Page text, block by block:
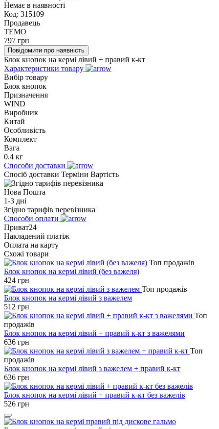
Немає в наявності
Код: 315109
Продавець
TEMO
797 грн
Повідомити про наявність
Блок кнопок на кермі лівий + правий к-кт
Характеристики товару
Вибір товару
Блок кнопок
Призначення
WIND
Виробник
Китай
Особливість
Комплект
Вага
0.4 кг
Способи доставки
Спосіб доставки Терміни Вартість
Нова Пошта
1-3 дні
Згідно тарифів перевізника
Способи оплати
Приват24
Накладений платіж
Оплата на карту
Схожі товари
Топ продажів
Блок кнопок на кермі лівий (без важеля)
424 грн
Топ продажів
Блок кнопок на кермі лівий з важелем
512 грн
Топ
продажів
Блок кнопок на кермі лівий + правий к-кт з важелями
636 грн
Топ
продажів
Блок кнопок на кермі лівий з важелем + правий к-кт
636 грн
Блок кнопок на кермі лівий + правий к-кт без важелів
526 грн